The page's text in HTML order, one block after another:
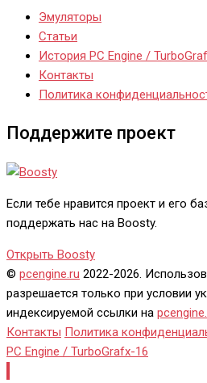
Эмуляторы
Статьи
История PC Engine /
Контакты
Политика
Поддержите проект
Если тебе нравится проект и его
поддержать нас на Boosty.
Открыть Boosty
© pcengine.ru 2022-2026.
разрешается только при условии
индексируемой ссылки на
Контакты Политика
PC Engine / TurboGrafx-16